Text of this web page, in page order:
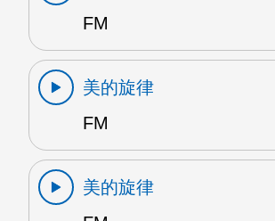
FM
美的旋律
FM
美的旋律